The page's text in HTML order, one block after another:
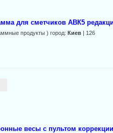
для сметчиков АВК5
продукты ) город: Киев| 126
весы с пультом коррекции